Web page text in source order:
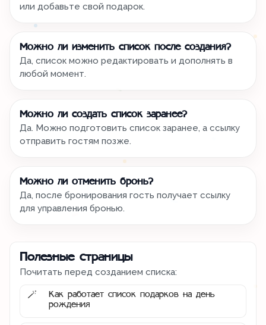
или добавьте свой подарок.
Можно ли изменить список после создания?
Да, список можно редактировать и дополнять в
любой момент.
Можно ли создать список заранее?
Да. Можно подготовить список заранее, а ссылку
отправить гостям позже.
Можно ли отменить бронь?
Да, после бронирования гость получает ссылку
для управления бронью.
Полезные страницы
Почитать перед созданием списка:
🪄
Как работает список подарков на день
рождения